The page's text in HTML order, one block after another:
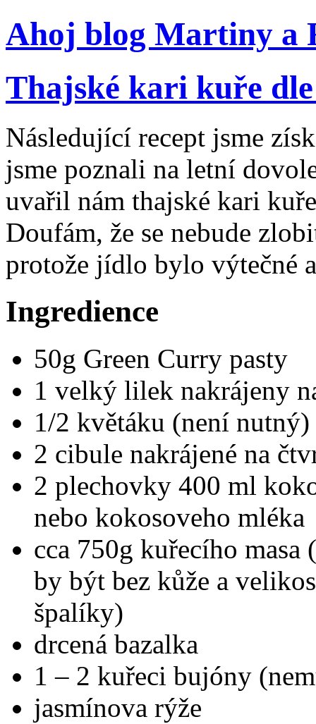
Ahoj blog Martiny a
Thajské kari kuře
Následující recept jsme
jsme poznali na letní
uvařil nám thajské kari
Doufám, že se nebude
protože jídlo bylo výtečné
Ingredience
50g Green Curry pasty
1 velký lilek nakrájeny
1/2 květáku (není
2 cibule nakrájené na
2 plechovky 400 ml
nebo kokosoveho mléka
cca 750g kuřecího masa
by být bez kůže a
špalíky)
drcená bazalka
1 – 2 kuřeci bujóny
jasmínova rýže